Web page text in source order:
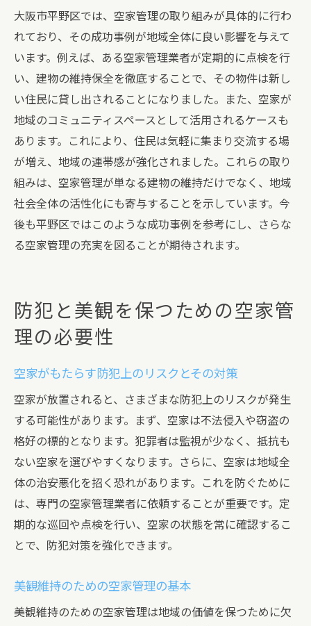
大阪市平野区では、空家管理の取り組みが具体的に行わ
れており、その成功事例が地域全体に良い影響を与えて
います。例えば、ある空家管理業者が定期的に点検を行
い、建物の維持保全を徹底することで、その物件は新し
い住民に貸し出されることになりました。また、空家が
地域のコミュニティスペースとして活用されるケースも
あります。これにより、住民は気軽に集まり交流する場
が増え、地域の連帯感が強化されました。これらの取り
組みは、空家管理が単なる建物の維持だけでなく、地域
社会全体の活性化にも寄与することを示しています。今
後も平野区ではこのような成功事例を参考にし、さらな
る空家管理の充実を図ることが期待されます。
防犯と美観を保つための空家管
理の必要性
空家がもたらす防犯上のリスクとその対策
空家が放置されると、さまざまな防犯上のリスクが発生
する可能性があります。まず、空家は不法侵入や窃盗の
格好の標的となります。犯罪者は監視が少なく、抵抗も
ない空家を選びやすくなります。さらに、空家は地域全
体の治安悪化を招く恐れがあります。これを防ぐために
は、専門の空家管理業者に依頼することが重要です。定
期的な巡回や点検を行い、空家の状態を常に確認するこ
とで、防犯対策を強化できます。
美観維持のための空家管理の基本
美観維持のための空家管理は地域の価値を保つために欠